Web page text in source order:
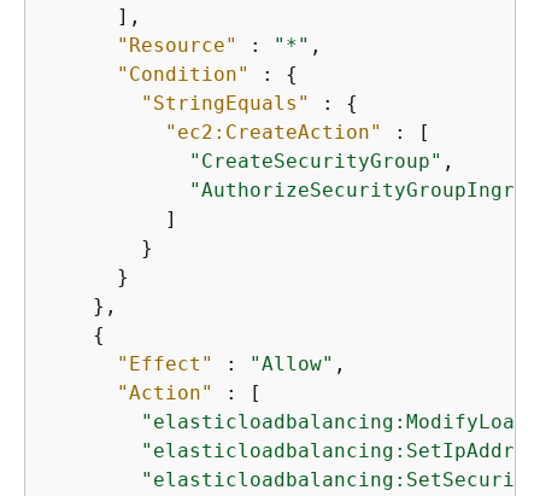
      ],
"Resource"
: "*" ,
"Condition"
: {
"StringEquals"
: {
"ec2:CreateAction"
: [
"CreateSecurityGroup" ,
          ]
        }
      }
    },
{
"Effect"
: "Allow" ,
"Action"
: [